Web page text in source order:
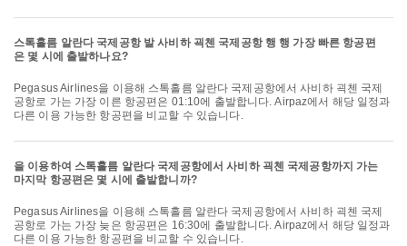
스톡홀름 알란다 국제공항 발 사비하 괵첸 국제공항 행 행 가장 빠른 항공편
은 몇 시에 출발하나요?
Pegasus Airlines을 이용해 스톡홀름 알란다 국제공항에서 사비하 괵첸 국제
공항로 가는 가장 이른 항공편은 01:10에 출발합니다. Airpaz에서 해당 일정과
다른 이용 가능한 항공편을 비교할 수 있습니다.
을 이용하여 스톡홀름 알란다 국제공항에서 사비하 괵첸 국제공항까지 가는
마지막 항공편은 몇 시에 출발합니까?
Pegasus Airlines을 이용해 스톡홀름 알란다 국제공항에서 사비하 괵첸 국제
공항로 가는 가장 늦은 항공편은 16:30에 출발합니다. Airpaz에서 해당 일정과
다른 이용 가능한 항공편을 비교할 수 있습니다.